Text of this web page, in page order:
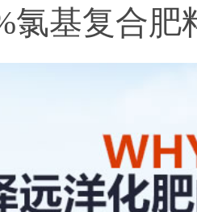
氯基复合肥